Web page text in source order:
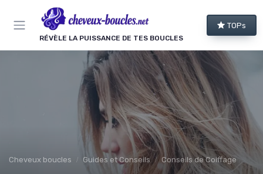
RÉVÈLE LA PUISSANCE DE TES BOUCLES
TOPs
Cheveux boucles Guides et Conseils Conseils de Coiffage
Panneau de gestion des cookies